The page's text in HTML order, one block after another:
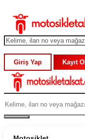
Giriş Yap Kayıt Ol